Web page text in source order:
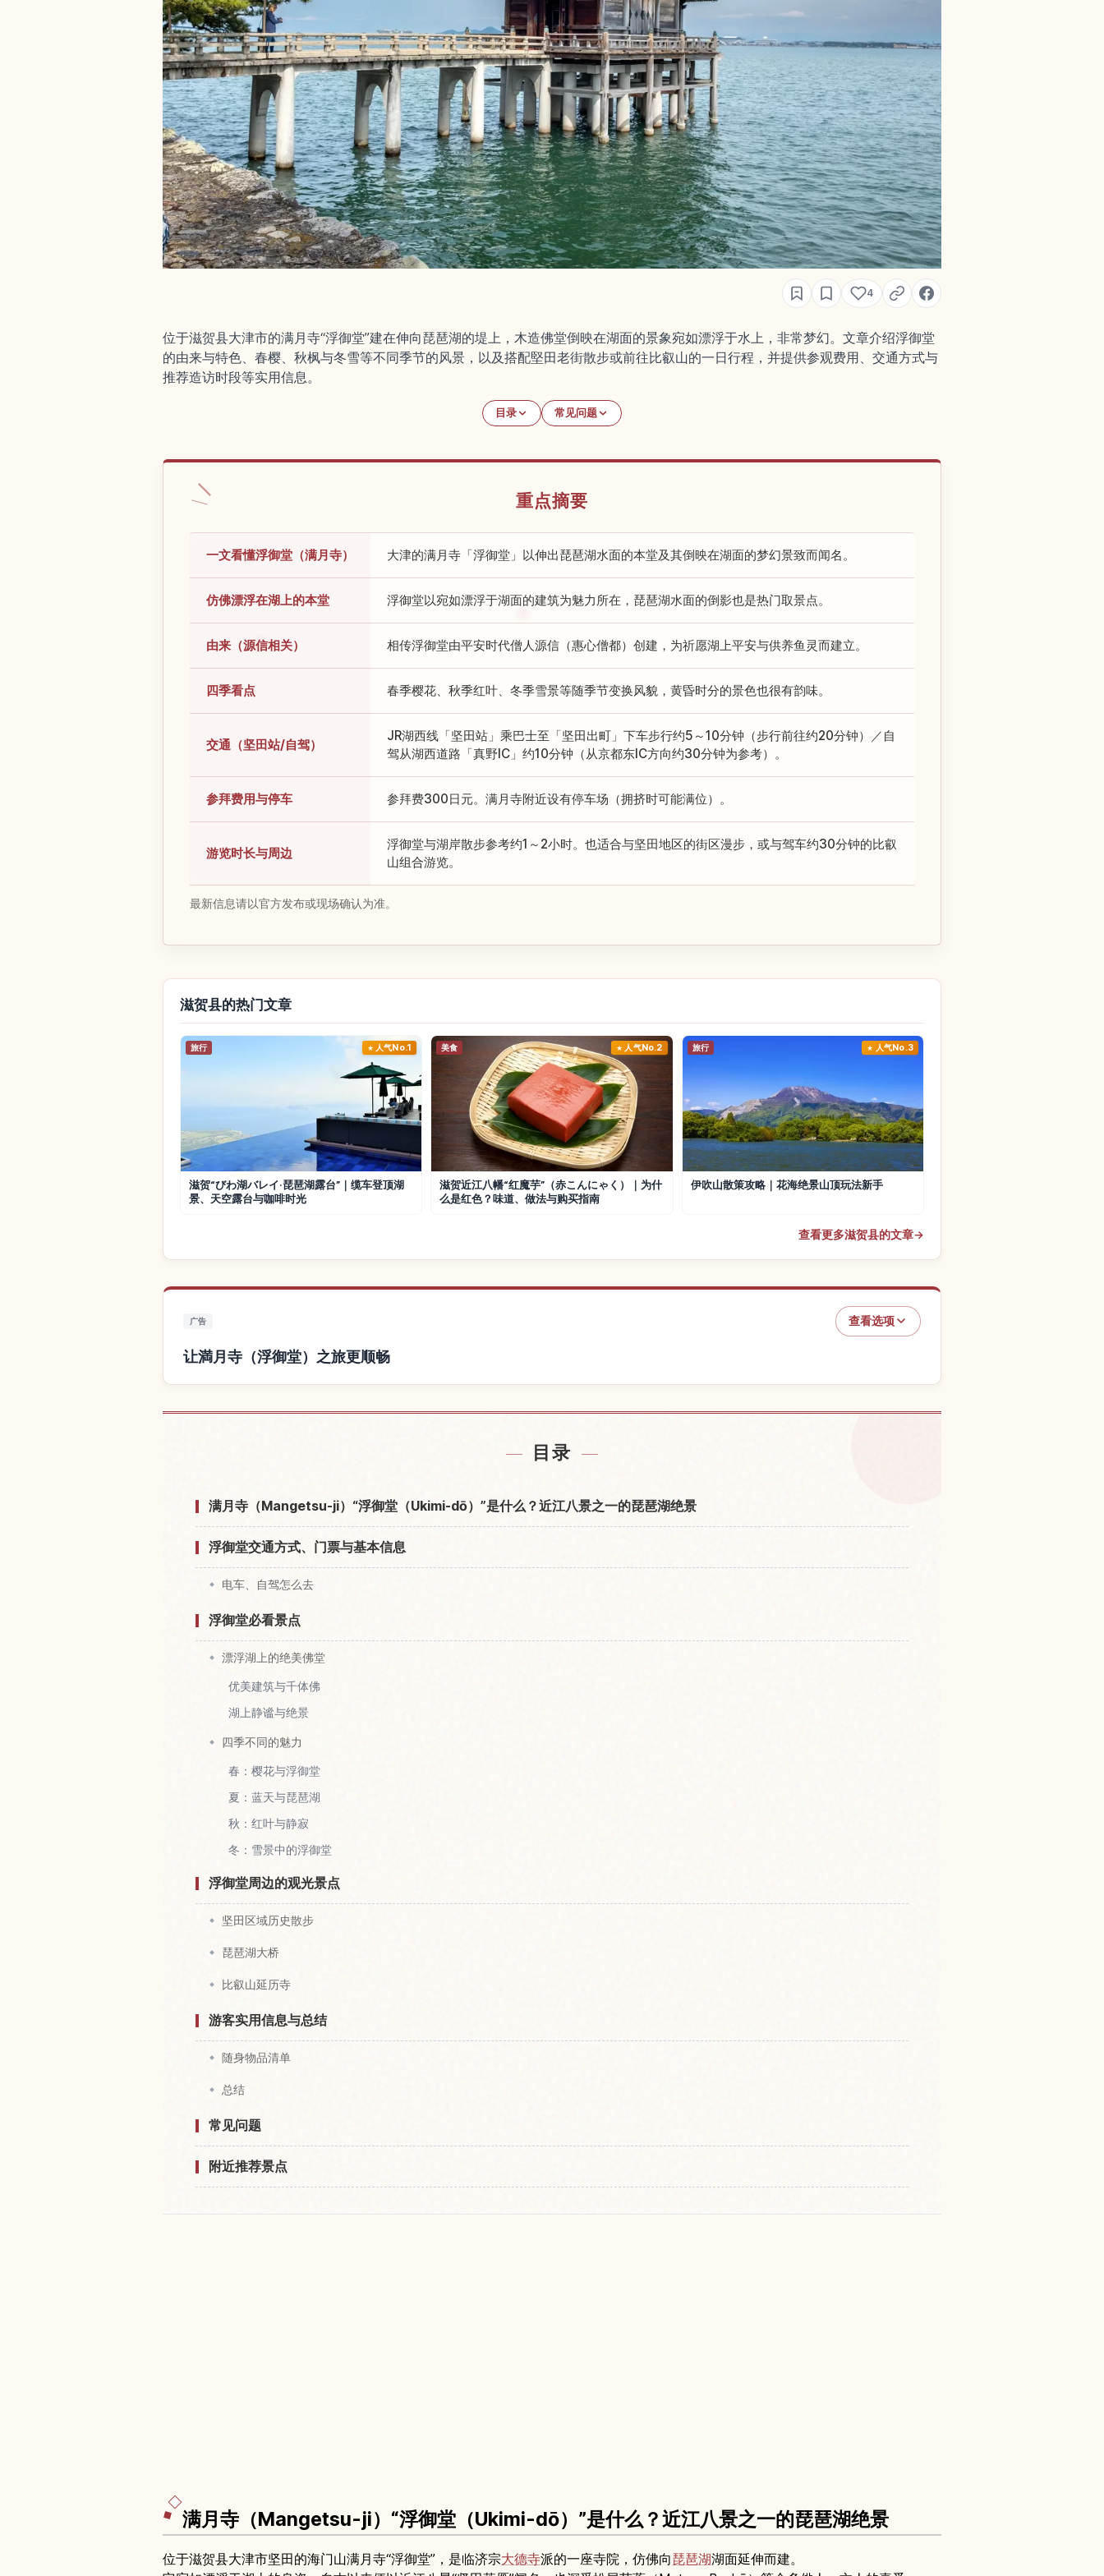
4
位于滋贺县大津市的满月寺“浮御堂”建在伸向琵琶湖的堤上，木造佛堂倒映在湖面的景象宛如漂浮于水上，非常梦幻。文章介绍浮御堂
的由来与特色、春樱、秋枫与冬雪等不同季节的风景，以及搭配堅田老街散步或前往比叡山的一日行程，并提供参观费用、交通方式与
推荐造访时段等实用信息。
目录 常见问题
重点摘要
一文看懂浮御堂（满月寺） 大津的满月寺「浮御堂」以伸出琵琶湖水面的本堂及其倒映在湖面的梦幻景致而闻名。
仿佛漂浮在湖上的本堂 浮御堂以宛如漂浮于湖面的建筑为魅力所在，琵琶湖水面的倒影也是热门取景点。
由来（源信相关） 相传浮御堂由平安时代僧人源信（惠心僧都）创建，为祈愿湖上平安与供养鱼灵而建立。
四季看点 春季樱花、秋季红叶、冬季雪景等随季节变换风貌，黄昏时分的景色也很有韵味。
交通（坚田站/自驾）
JR湖西线「坚田站」乘巴士至「坚田出町」下车步行约5～10分钟（步行前往约20分钟）／自
驾从湖西道路「真野IC」约10分钟（从京都东IC方向约30分钟为参考）。
参拜费用与停车 参拜费300日元。满月寺附近设有停车场（拥挤时可能满位）。
游览时长与周边
浮御堂与湖岸散步参考约1～2小时。也适合与坚田地区的街区漫步，或与驾车约30分钟的比叡
山组合游览。
最新信息请以官方发布或现场确认为准。
滋贺县的热门文章
旅行 人气No.1
滋贺“びわ湖バレイ·琵琶湖露台”｜缆车登顶湖
景、天空露台与咖啡时光
美食 人气No.2
滋贺近江八幡“红魔芋”（赤こんにゃく）｜为什
么是红色？味道、做法与购买指南
旅行 人气No.3
伊吹山散策攻略｜花海绝景山顶玩法新手
查看更多滋贺县的文章→
广告 查看选项
让満月寺（浮御堂）之旅更顺畅
目录
满月寺（Mangetsu-ji）“浮御堂（Ukimi-dō）”是什么？近江八景之一的琵琶湖绝景
浮御堂交通方式、门票与基本信息
电车、自驾怎么去
浮御堂必看景点
漂浮湖上的绝美佛堂
优美建筑与千体佛
湖上静谧与绝景
四季不同的魅力
春：樱花与浮御堂
夏：蓝天与琵琶湖
秋：红叶与静寂
冬：雪景中的浮御堂
浮御堂周边的观光景点
坚田区域历史散步
琵琶湖大桥
比叡山延历寺
游客实用信息与总结
随身物品清单
总结
常见问题
附近推荐景点
满月寺（Mangetsu-ji）“浮御堂（Ukimi-dō）”是什么？近江八景之一的琵琶湖绝景
位于滋贺县大津市坚田的海门山满月寺“浮御堂”，是临济宗大德寺派的一座寺院，仿佛向琵琶湖湖面延伸而建。